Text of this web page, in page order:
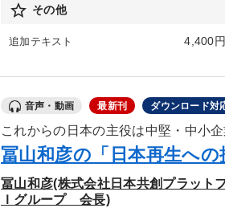
star_border その他
追加テキスト 4,400円
音声・動画 最新刊 ダウンロード対
これからの日本の主役は中堅・中小
冨山和彦の「日本再生への
冨山和彦(株式会社日本共創プラット
Ｉグループ 会長)